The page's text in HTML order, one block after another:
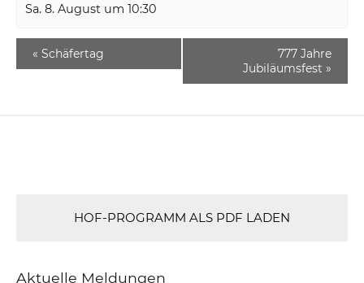
Sa. 8. August um 10:30
« Schäfertag
777 Jahre
Jubiläumsfest »
HOF-PROGRAMM ALS PDF LADEN
Aktuelle Meldungen